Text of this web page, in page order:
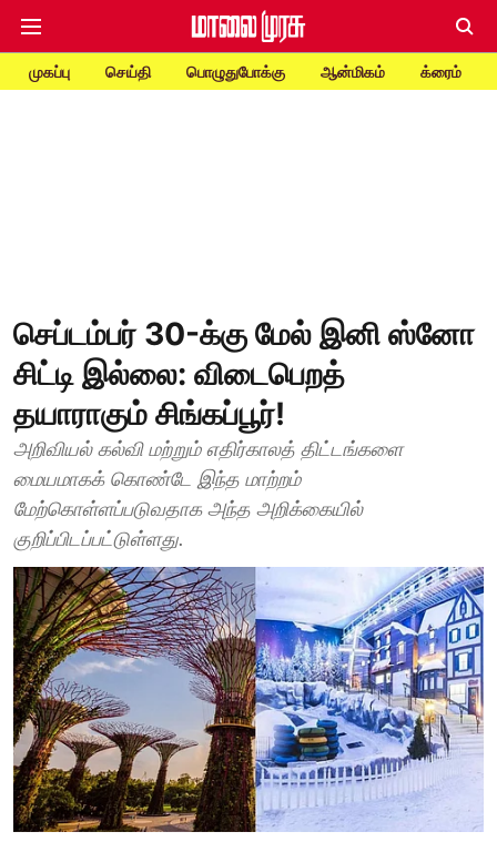
முகப்பு செய்தி பொழுதுபோக்கு ஆன்மிகம் க்ரைம்
செப்டம்பர் 30-க்கு மேல் இனி ஸ்னோ
சிட்டி இல்லை: விடைபெறத்
தயாராகும் சிங்கப்பூர்!
அறிவியல் கல்வி மற்றும் எதிர்காலத் திட்டங்களை
மையமாகக் கொண்டே இந்த மாற்றம்
மேற்கொள்ளப்படுவதாக அந்த அறிக்கையில்
குறிப்பிடப்பட்டுள்ளது.